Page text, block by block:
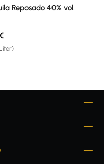
Reposado 40% vol.
Preis: